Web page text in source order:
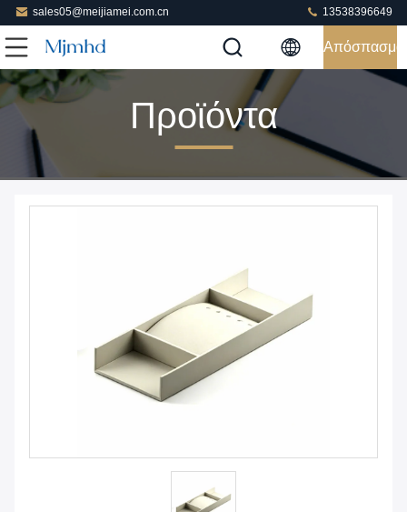
sales05@meijiamei.com.cn 13538396649
Απόσπασμα
Προϊόντα